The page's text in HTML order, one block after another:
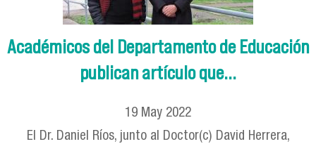
Académicos del Departamento de Educación
publican artículo que...
19 May 2022
El Dr. Daniel Ríos, junto al Doctor(c) David Herrera,